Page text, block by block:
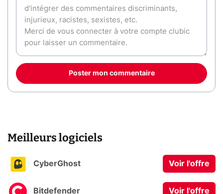
Poster mon commentaire
Meilleurs logiciels
CyberGhost Voir l'offre
Bitdefender Voir l'offre